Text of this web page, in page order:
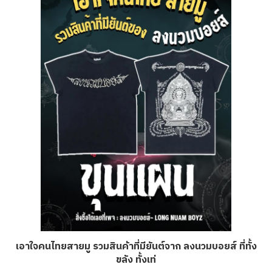
เอาใจคนไทยสายมู รวมสินค้าที่มียันต์จาก ลงนวมบอยส์ ที่ทั้ง
ขลัง ทั้งเท่